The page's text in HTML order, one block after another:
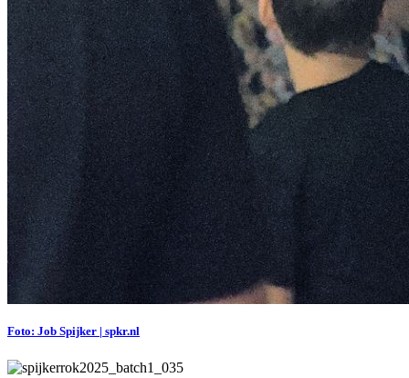
Foto: Job Spijker | spkr.nl